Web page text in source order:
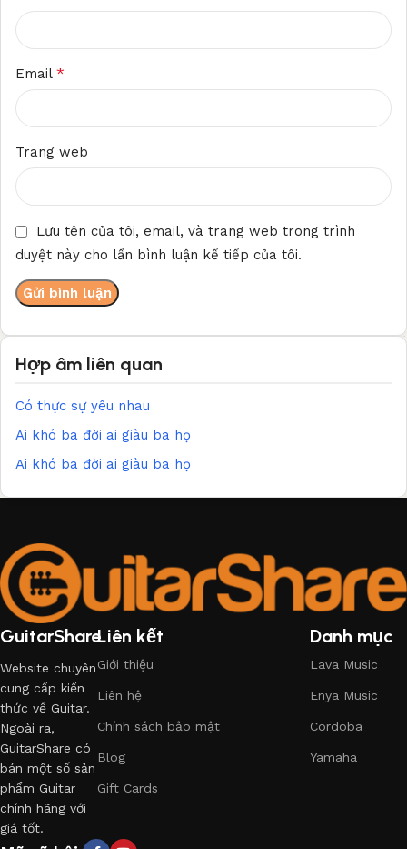
Email *
Trang web
Lưu tên của tôi, email, và trang web trong trình
duyệt này cho lần bình luận kế tiếp của tôi.
Hợp âm liên quan
Có thực sự yêu nhau
Ai khó ba đời ai giàu ba họ
Ai khó ba đời ai giàu ba họ
GuitarShare
Website chuyên
cung cấp kiến
thức về Guitar.
Ngoài ra,
GuitarShare có
bán một số sản
phẩm Guitar
chính hãng với
giá tốt.
Liên kết
Giới thiệu
Liên hệ
Chính sách bảo mật
Blog
Gift Cards
Danh mục
Lava Music
Enya Music
Cordoba
Yamaha